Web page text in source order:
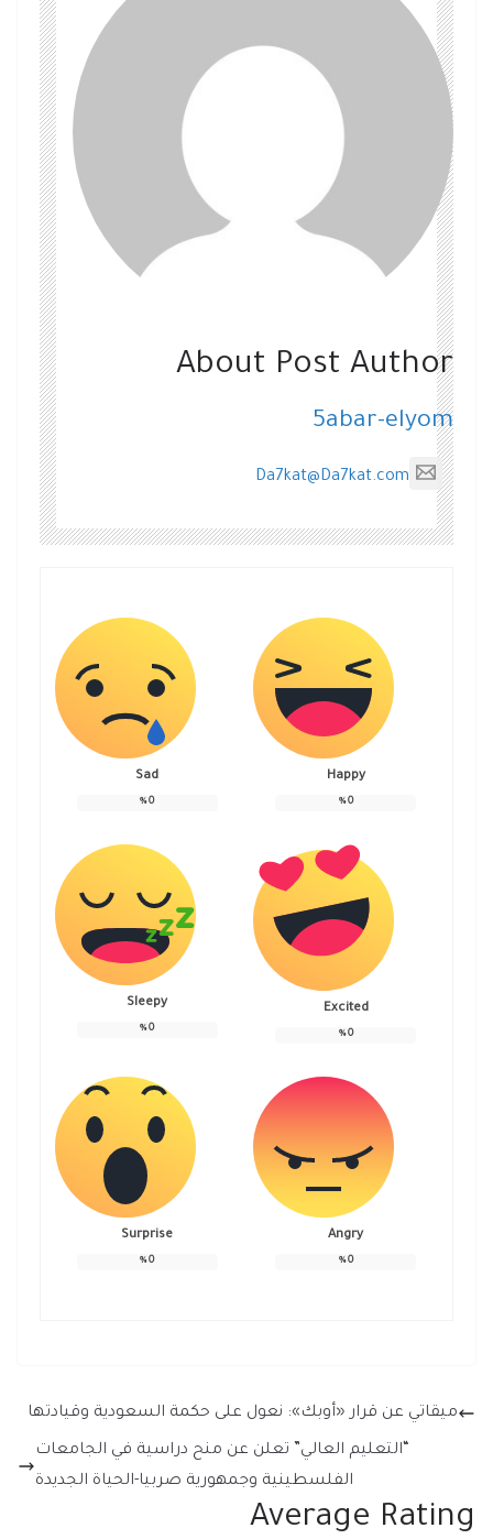
About Post Author
5abar-elyom
Da7kat@Da7kat.com
Happy
0
%
Sad
0
%
Excited
0
%
Sleepy
0
%
Angry
0
%
Surprise
0
%
ميقاتي عن قرار «أوبك»: نعول على حكمة السعودية وقيادتها
“التعليم العالي” تعلن عن منح دراسية في الجامعات
الفلسطينية وجمهورية صربيا-الحياة الجديدة
Average Rating